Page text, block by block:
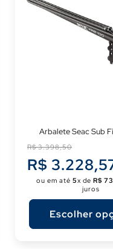
Arbalete Seac Sub
Preço
normal
R$ 3.398,50
R$
ou em até 5x de R$
juros
Escolher